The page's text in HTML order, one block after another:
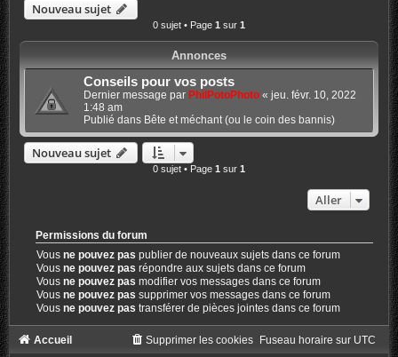
Nouveau sujet
0 sujet • Page 1 sur 1
Annonces
Conseils pour vos posts
Dernier message par PhilPotoPhoto« jeu. févr. 10, 2022
1:48 am
Publié dans Bête et méchant (ou le coin des bannis)
Nouveau sujet
0 sujet • Page 1 sur 1
Aller
Permissions du forum
Vousne pouvez pas publier de nouveaux sujets dans ce forum
Vousne pouvez pas répondre aux sujets dans ce forum
Vousne pouvez pas modifier vos messages dans ce forum
Vousne pouvez pas supprimer vos messages dans ce forum
Vousne pouvez pas transférer de pièces jointes dans ce forum
Accueil Fuseau horaire sur UTC
Supprimer les cookies